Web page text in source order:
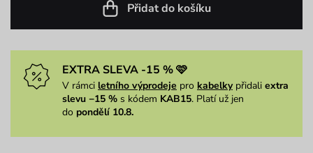
Přidat do košíku
EXTRA SLEVA -15 % 🩷
V rámci letního výprodeje pro kabelkypřidali extra
slevu −15 % s kódem KAB15. Platí už jen
do pondělí 10.8.